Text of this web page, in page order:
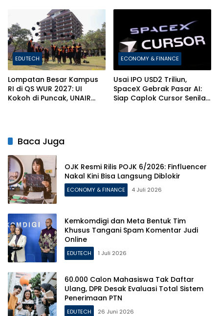
Jatim
EDUTECH
Lompatan Besar Kampus
RI di QS WUR 2027: UI
Kokoh di Puncak, UNAIR
ECONOMY & FINANCE
Usai IPO USD2 Triliun,
SpaceX Gebrak Pasar AI:
Siap Caplok Cursor Senilai
Baca Juga
OJK Resmi Rilis POJK 6/2026: Finfluencer
Nakal Kini Bisa Langsung Diblokir
ECONOMY & FINANCE 4 Juli 2026
Kemkomdigi dan Meta Bentuk Tim
Khusus Tangani Spam Komentar Judi
Online
EDUTECH 1 Juli 2026
60.000 Calon Mahasiswa Tak Daftar
Ulang, DPR Desak Evaluasi Total Sistem
Penerimaan PTN
EDUTECH 26 Juni 2026